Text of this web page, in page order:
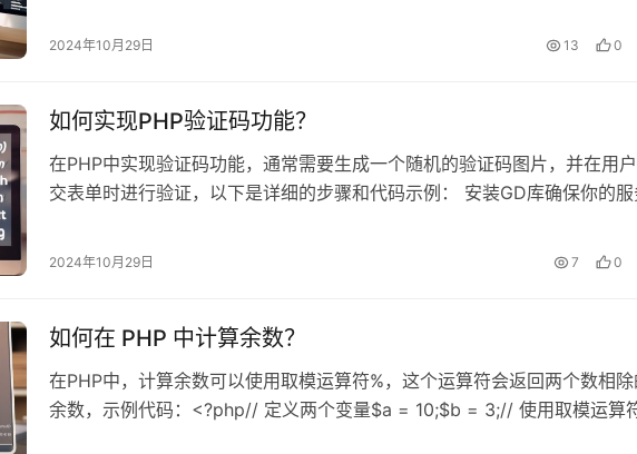
php$currentTimestamp = time();echo $curren……
2024年10月29日 13 0
如何实现PHP验证码功能？
在PHP中实现验证码功能，通常需要生成一个随机的验证码图片，并在用
交表单时进行验证，以下是详细的步骤和代码示例： 安装GD库确保你的服
建一个名为captcha.php 的文件，用于生成验证码图片，<?
2024年10月29日 7 0
如何在 PHP 中计算余数？
在PHP中，计算余数可以使用取模运算符%，这个运算符会返回两个数相除
余数，示例代码：<?php// 定义两个变量$a = 10;$b = 3;// 使用取模运算